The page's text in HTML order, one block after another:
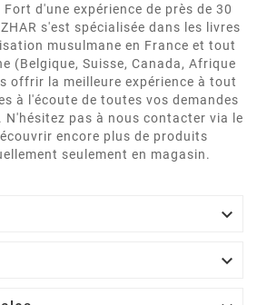
d'une expérience de près de 30
s'est spécialisée dans les livres
musulmane en France et tout
(Belgique, Suisse, Canada, Afrique
offrir la meilleure expérience à tout
à l'écoute de toutes vos demandes
pas à nous contacter via le
encore plus de produits
seulement en magasin.

